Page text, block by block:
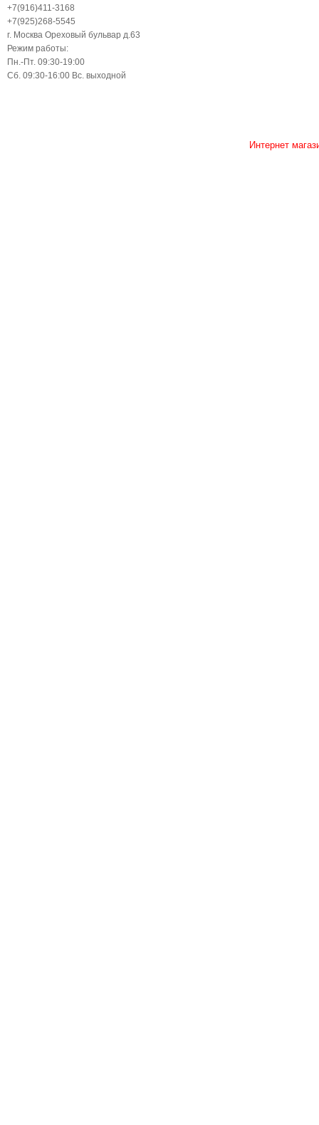
+7(916)411-3168
+7(925)268-5545
г. Москва Ореховый бульвар д.63
Режим работы:
Пн.-Пт. 09:30-19:00
Сб. 09:30-16:00 Вс. выходной
Интернет